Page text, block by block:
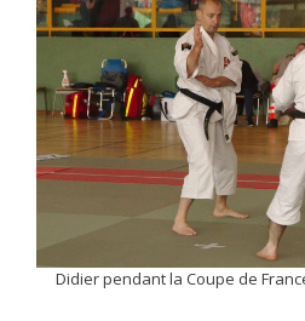
Didier pendant la Coupe de